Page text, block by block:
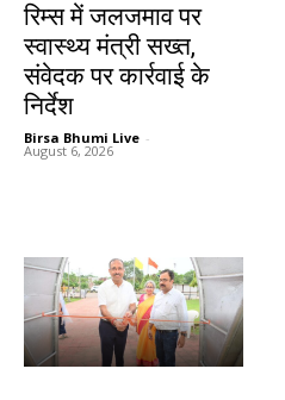
रिम्स में जलजमाव पर
स्वास्थ्य मंत्री सख्त,
संवेदक पर कार्रवाई के
निर्देश
Birsa Bhumi Live -
August 6, 2026